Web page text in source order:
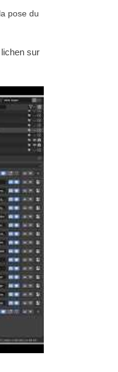
pose du
sur